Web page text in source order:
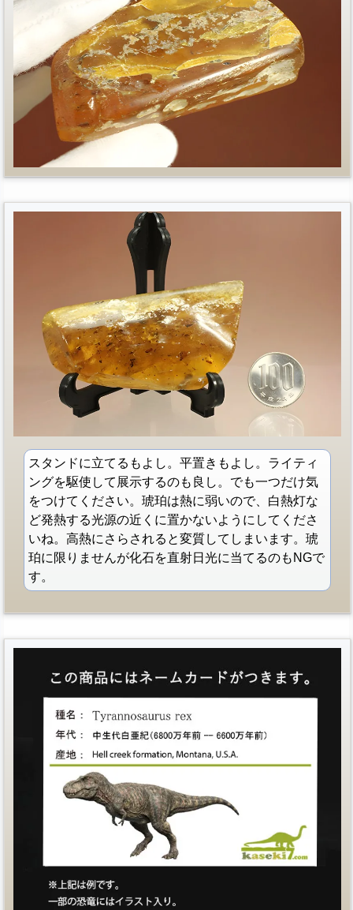
スタンドに立てるもよし。平置きもよし。ライティ
ングを駆使して展示するのも良し。でも一つだけ気
をつけてください。琥珀は熱に弱いので、白熱灯な
ど発熱する光源の近くに置かないようにしてくださ
いね。高熱にさらされると変質してしまいます。琥
珀に限りませんが化石を直射日光に当てるのもNGで
す。